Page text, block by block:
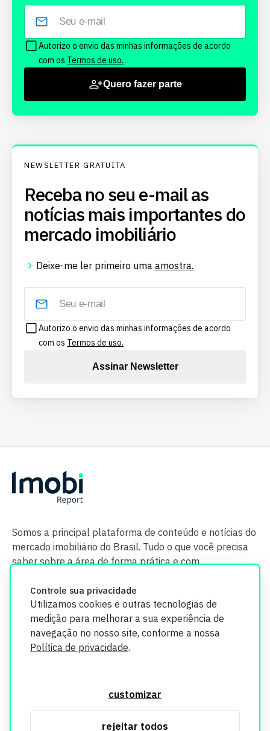
Controle sua privacidade
Utilizamos cookies e outras tecnologias de
medição para melhorar a sua experiência de
navegação no nosso site, conforme a nossa
Política de privacidade.
customizar
rejeitar todos
Autorizo o envio das minhas informações de acordo
com os Termos de uso.
Quero fazer parte
NEWSLETTER GRATUITA
Receba no seu e-mail as
notícias mais importantes do
mercado imobiliário
Deixe-me ler primeiro uma amostra.
Autorizo o envio das minhas informações de acordo
com os Termos de uso.
Assinar Newsletter
Somos a principal plataforma de conteúdo e notícias do
mercado imobiliário do Brasil. Tudo o que você precisa
saber sobre a área de forma prática e com
segurança. Todos os dados coletados em nosso site são
utilizados exclusivamente para fins de aprimoramento de
informações, consulte nossa Política de Privacidade.